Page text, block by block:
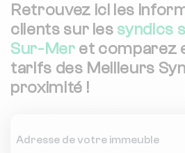
Retrouvez ici les
clients sur les syndics
Sur-Mer et comparez
tarifs des Meilleurs
proximité !